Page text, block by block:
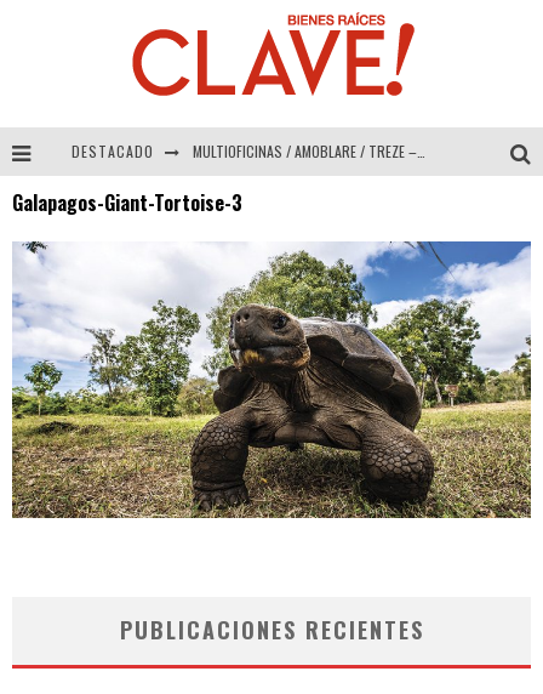
DESTACADO MULTIOFICINAS / AMOBLARE / TREZE – Especial Interiorismo & Decoración 2026
COLINEAL – Especial Interiorismo & Decoración 2026
ADRIANA HOYOS DESIGN STUDIO – Especial Interiorismo & Decoración 2026
Galapagos-Giant-Tortoise-3
PUBLICACIONES RECIENTES